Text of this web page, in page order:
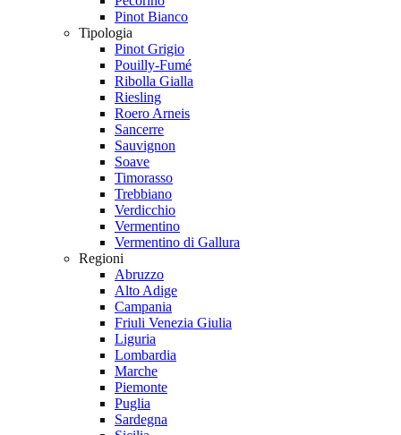
Pinot Bianco
Tipologia
Pinot Grigio
Pouilly-Fumé
Ribolla Gialla
Riesling
Roero Arneis
Sancerre
Sauvignon
Soave
Timorasso
Trebbiano
Verdicchio
Vermentino
Vermentino di Gallura
Regioni
Abruzzo
Alto Adige
Campania
Friuli Venezia Giulia
Liguria
Lombardia
Marche
Piemonte
Puglia
Sardegna